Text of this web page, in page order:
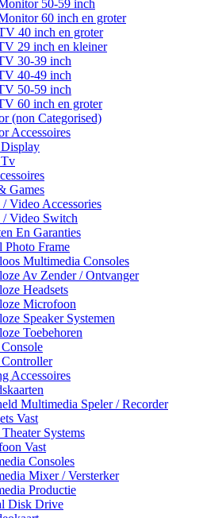
50-59 inch
60 inch en groter
40 inch en groter
29 inch en kleiner
30-39 inch
40-49 inch
50-59 inch
60 inch en groter
(non Categorised)
Accessoires
Tv
Games
Video Accessories
Video Switch
En Garanties
Photo Frame
Multimedia Consoles
Av Zender / Ontvanger
Headsets
Microfoon
Speaker Systemen
Toebehoren
Accessoires
Multimedia Speler / Recorder
Vast
Systems
Vast
Consoles
Mixer / Versterker
Productie
Disk Drive